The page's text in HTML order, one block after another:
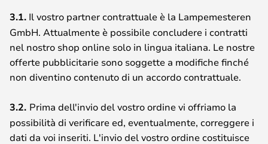
3.1. Il vostro partner contrattuale è la Lampemesteren
GmbH. Attualmente è possibile concludere i contratti
nel nostro shop online solo in lingua italiana. Le nostre
offerte pubblicitarie sono soggette a modifiche finché
non diventino contenuto di un accordo contrattuale.
3.2. Prima dell'invio del vostro ordine vi offriamo la
possibilità di verificare ed, eventualmente, correggere i
dati da voi inseriti. L'invio del vostro ordine costituisce